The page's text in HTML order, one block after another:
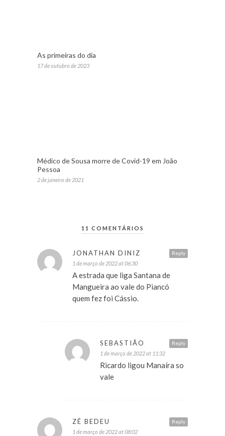
As primeiras do dia
17 de outubro de 2023
Médico de Sousa morre de Covid-19 em João
Pessoa
2 de janeiro de 2021
11 COMENTÁRIOS
Reply
JONATHAN DINIZ
1 de março de 2022 at 06:30
A estrada que liga Santana de
Mangueira ao vale do Piancó
quem fez foi Cássio.
Reply
SEBASTIÃO
1 de março de 2022 at 11:32
Ricardo ligou Manaíra so
vale
Reply
ZÉ BEDEU
1 de março de 2022 at 08:02